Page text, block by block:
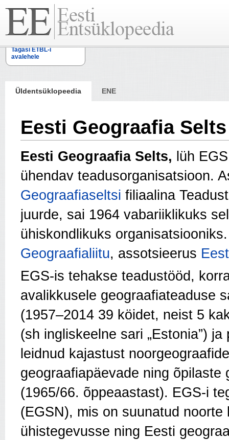
Tagasi ETBL-i
avalehele
Üldentsüklopeedia ENE
Eesti Geograafia Selts
Eesti Geograafia Selts, lüh
ühendav teadusorganisatsioon.
Geograafiaseltsi filiaalina
juurde, sai 1964 vabariiklikuks
ühiskondlikuks
Geograafialiitu, assotsieerus
EGS-is tehakse teadustööd,
avalikkusele geograafiateaduse
(1957–2014 39 köidet, neist 5
(sh ingliskeelne sari „Estonia”)
leidnud kajastust
geograafiapäevade ning õpilaste
(1965/66. õppeaastast). EGS-i
(EGSN), mis on suunatud
ühistegevusse ning Eesti